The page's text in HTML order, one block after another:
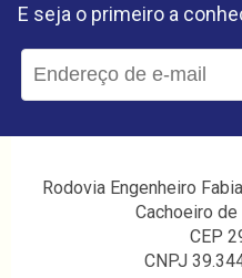
E seja o primeiro a
Rodovia Engenheiro
Cachoeiro
CEP
CNPJ